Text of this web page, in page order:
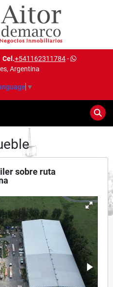
Cel.+541162311784-
Argentina
▼
sobre ruta